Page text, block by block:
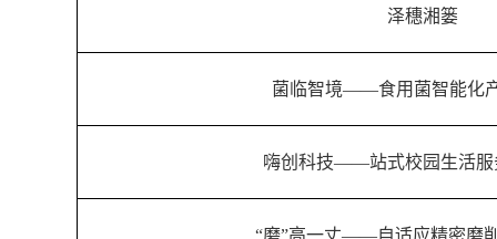
泽穗湘篓
菌临智境——食用菌智能化
嗨创科技——站式校园生活服
“磨”高一丈——自适应精密磨